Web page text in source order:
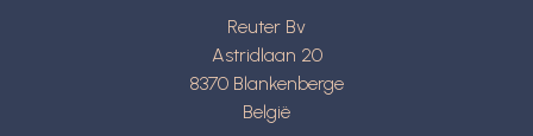
Reuter Bv
Astridlaan 20
8370 Blankenberge
België